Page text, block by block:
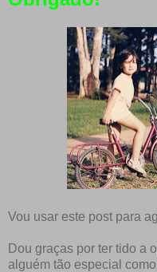
Vou usar este post para
Dou graças por ter tido a
alguém tão especial